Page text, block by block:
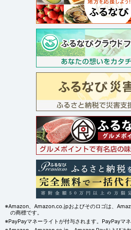
※Amazon、Amazon.co.jpおよびそのロゴは、
の商標です。
※PayPayマネーライトが付与されます。PayPayマ